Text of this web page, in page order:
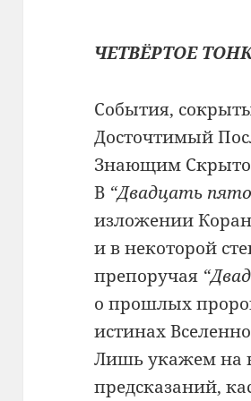
ЧЕТВЁРТОЕ
События,
Досточтимый
Знающим
В “Двадцать
изложении
и в некоторой
препоручая
о прошлых
истинах
Лишь укажем на
предсказаний,